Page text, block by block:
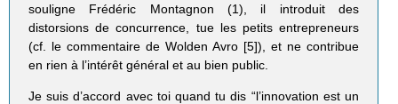
souligne Frédéric Montagnon (1), il introduit des
distorsions de concurrence, tue les petits entrepreneurs
(cf. le commentaire de Wolden Avro [5]), et ne contribue
en rien à l’intérêt général et au bien public.
Je suis d’accord avec toi quand tu dis “l’innovation est un